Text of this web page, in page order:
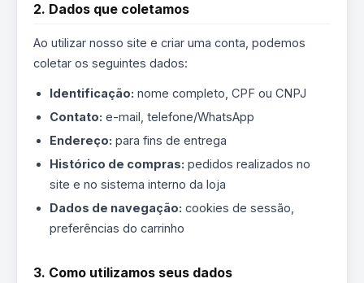
2. Dados que coletamos
Ao utilizar nosso site e criar uma conta, podemos
coletar os seguintes dados:
Identificação: nome completo, CPF ou CNPJ
Contato: e-mail, telefone/WhatsApp
Endereço: para fins de entrega
Histórico de compras: pedidos realizados no
site e no sistema interno da loja
Dados de navegação: cookies de sessão,
preferências do carrinho
3. Como utilizamos seus dados